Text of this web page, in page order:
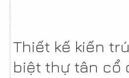
Thiết kế kiến
biệt thự tân cổ